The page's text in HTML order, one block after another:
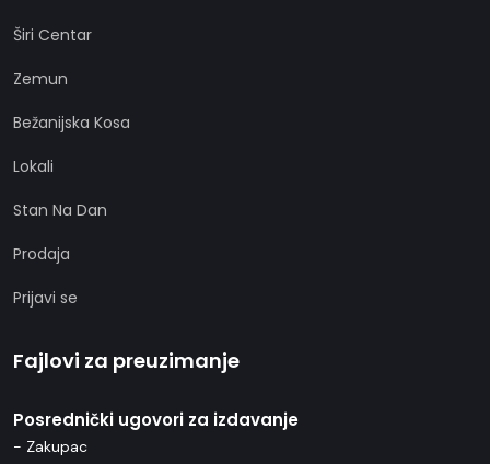
Širi Centar
Zemun
Bežanijska Kosa
Lokali
Stan Na Dan
Prodaja
Prijavi se
Fajlovi za preuzimanje
Posrednički ugovori za izdavanje
- Zakupac